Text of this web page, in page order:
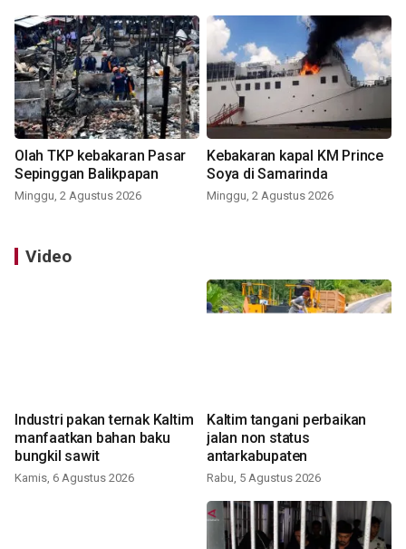
Olah TKP kebakaran Pasar
Sepinggan Balikpapan
Minggu, 2 Agustus 2026
Kebakaran kapal KM Prince
Soya di Samarinda
Minggu, 2 Agustus 2026
Video
Industri pakan ternak Kaltim
manfaatkan bahan baku
bungkil sawit
Kamis, 6 Agustus 2026
Kaltim tangani perbaikan
jalan non status
antarkabupaten
Rabu, 5 Agustus 2026